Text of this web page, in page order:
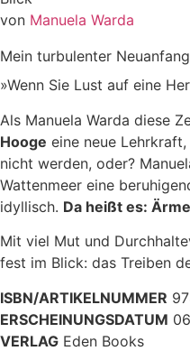
von Manuela Warda
Mein turbulenter
»Wenn Sie Lust auf eine
Als Manuela Warda diese
Hooge eine neue
nicht werden, oder?
Wattenmeer eine
idyllisch. Da heißt es:
Mit viel Mut und
fest im Blick: das Treiben
ISBN/ARTIKELNUMMER
ERSCHEINUNGSDATUM
VERLAG Eden Books